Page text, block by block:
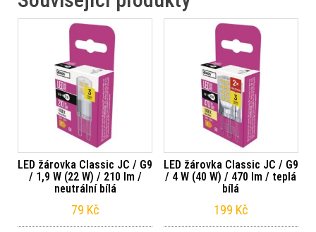
LED žárovka Classic JC / G9
/ 1,9 W (22 W) / 210 lm /
neutrální bílá
79 Kč
LED žárovka Classic JC / G9
/ 4 W (40 W) / 470 lm / teplá
bílá
199 Kč